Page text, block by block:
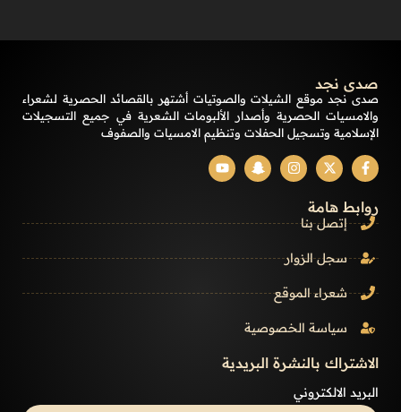
صدى نجد
صدى نجد موقع الشيلات والصوتيات أشتهر بالقصائد الحصرية لشعراء
والامسيات الحصرية وأصدار الألبومات الشعرية في جميع التسجيلات
الإسلامية وتسجيل الحفلات وتنظيم الامسيات والصفوف
روابط هامة
إتصل بنا
سجل الزوار
شعراء الموقع
سياسة الخصوصية
الاشتراك بالنشرة البريدية
البريد الالكتروني